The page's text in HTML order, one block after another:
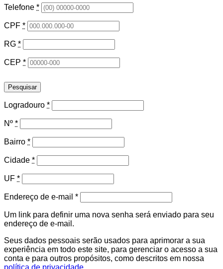
Telefone *
CPF *
RG *
CEP *
Pesquisar
Logradouro *
Nº *
Bairro *
Cidade *
UF *
Endereço de e-mail *Obrigatório
Um link para definir uma nova senha será enviado para seu
endereço de e-mail.
Seus dados pessoais serão usados para aprimorar a sua
experiência em todo este site, para gerenciar o acesso a sua
conta e para outros propósitos, como descritos em nossa
política de privacidade